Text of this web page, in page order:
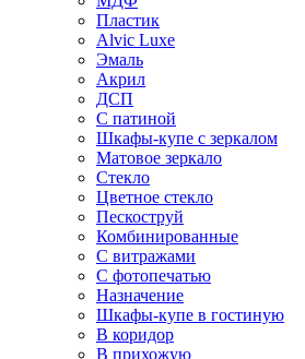
Пластик
Alvic Luxe
Эмаль
Акрил
ДСП
С патиной
Шкафы-купе с зеркалом
Матовое зеркало
Стекло
Цветное стекло
Пескоструй
Комбинированные
С витражами
С фотопечатью
Назначение
Шкафы-купе в гостиную
В коридор
В прихожую